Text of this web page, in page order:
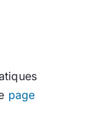
page